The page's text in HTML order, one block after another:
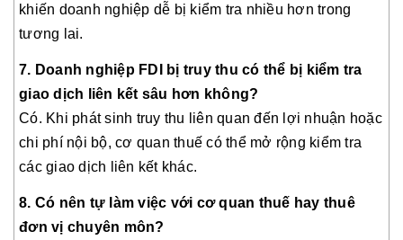
khiến doanh nghiệp dễ bị kiểm tra nhiều hơn trong
tương lai.
7. Doanh nghiệp FDI bị truy thu có thể bị kiểm tra
giao dịch liên kết sâu hơn không?
Có. Khi phát sinh truy thu liên quan đến lợi nhuận hoặc
chi phí nội bộ, cơ quan thuế có thể mở rộng kiểm tra
các giao dịch liên kết khác.
8. Có nên tự làm việc với cơ quan thuế hay thuê
đơn vị chuyên môn?